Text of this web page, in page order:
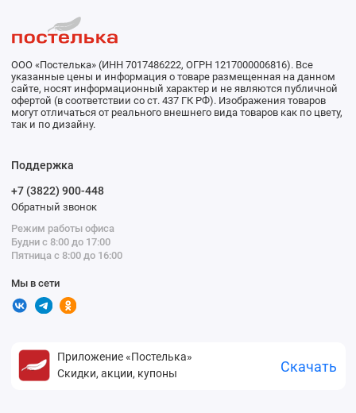
ООО «Постелька» (ИНН 7017486222, ОГРН 1217000006816). Все
указанные цены и информация о товаре размещенная на данном
сайте, носят информационный характер и не являются публичной
офертой (в соответствии со ст. 437 ГК РФ). Изображения товаров
могут отличаться от реального внешнего вида товаров как по цвету,
так и по дизайну.
Поддержка
+7 (3822) 900-448
Обратный звонок
Режим работы офиса
Будни с 8:00 до 17:00
Пятница с 8:00 до 16:00
Мы в сети
Приложение «Постелька»
Скидки, акции, купоны
Скачать